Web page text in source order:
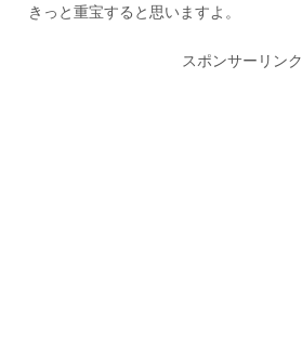
きっと重宝すると思いますよ。
スポンサーリンク